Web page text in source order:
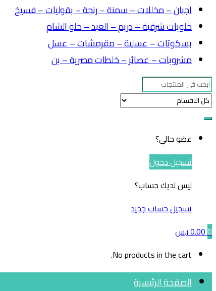
اجبان – مخللات – سمنة – رنجة – بقوليات – فسيخ
حلويات شرقية – دريم – العبد – حلو الشام
بسكوتات – عسلية – مقرمشات – عسل
مشروبات – عصائر – خلطات مصرية – بن
Search
for:
عضو حالي؟
تسجيل دخول
ليس لديك حساب؟
تسجيل حساب جديد
0
0.00ر.س
No products in the cart.
الصفحة الرئيسية